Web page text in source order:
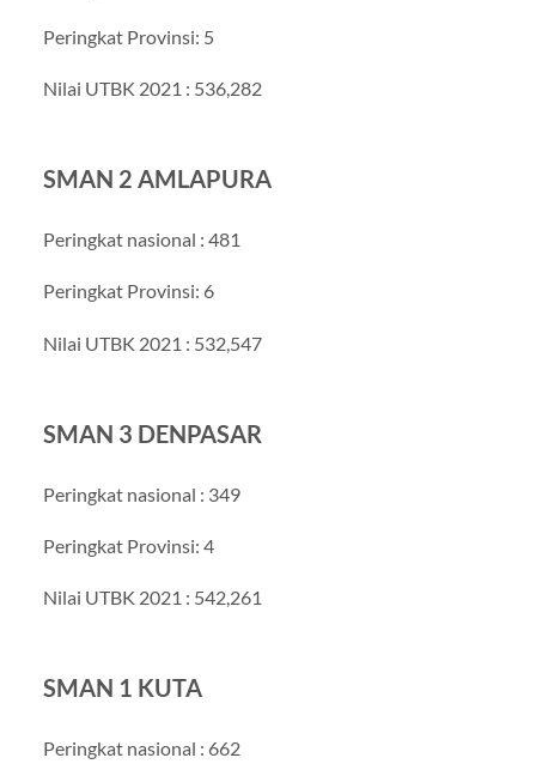
Peringkat Provinsi: 5
Nilai UTBK 2021 : 536,282
SMAN 2 AMLAPURA
Peringkat nasional : 481
Peringkat Provinsi: 6
Nilai UTBK 2021 : 532,547
SMAN 3 DENPASAR
Peringkat nasional : 349
Peringkat Provinsi: 4
Nilai UTBK 2021 : 542,261
SMAN 1 KUTA
Peringkat nasional : 662